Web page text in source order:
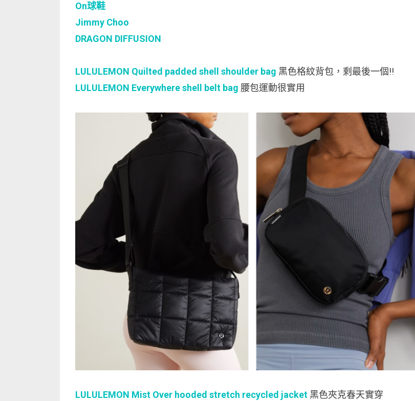
On球鞋
Jimmy Choo
DRAGON DIFFUSION
LULULEMON Quilted padded shell shoulder bag 黑色格紋背包，剩最後一個!!
LULULEMON Everywhere shell belt bag 腰包運動很實用
LULULEMON Mist Over hooded stretch recycled jacket 黑色夾克春天實穿